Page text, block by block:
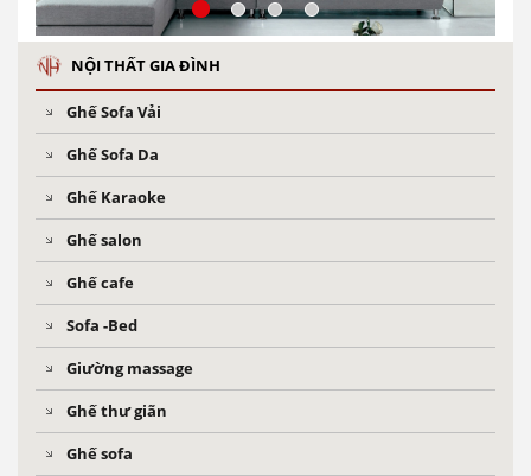
NỘI THẤT GIA ĐÌNH
Ghế Sofa Vải
Ghế Sofa Da
Ghế Karaoke
Ghế salon
Ghế cafe
Sofa -Bed
Giường massage
Ghế thư giãn
Ghế sofa